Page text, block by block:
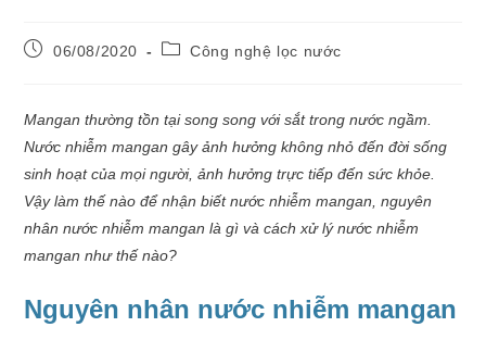
06/08/2020 Công nghệ lọc nước
Mangan thường tồn tại song song với sắt trong nước ngầm.
Nước nhiễm mangan gây ảnh hưởng không nhỏ đến đời sống
sinh hoạt của mọi người, ảnh hưởng trực tiếp đến sức khỏe.
Vậy làm thế nào để nhận biết nước nhiễm mangan, nguyên
nhân nước nhiễm mangan là gì và cách xử lý nước nhiễm
mangan như thế nào?
Nguyên nhân nước nhiễm mangan